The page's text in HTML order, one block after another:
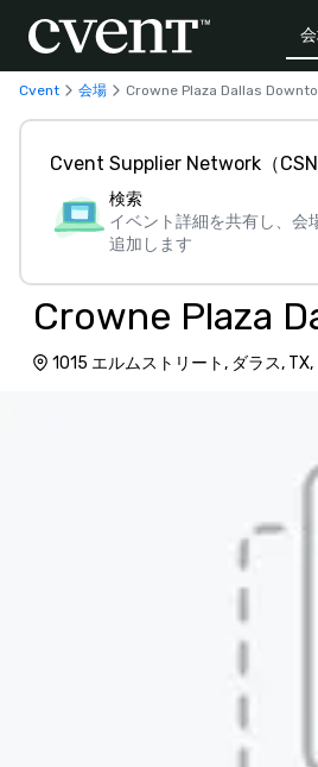
Cvent 会場 Crowne Plaza Dallas
Cvent Supplier Network（
検索
イベント詳細を共有し、会
追加します
Crowne Plaza
1015 エルムストリート, ダラス,